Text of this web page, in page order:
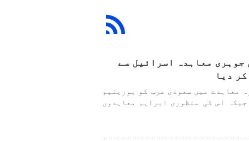
جوہری معاہدہ اسرائیل سے
دیا
معاہدے میں سعودی عرب کو یورینیم
اس کی منظوری ابراہم معاہدوں